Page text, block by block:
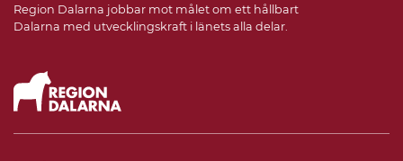
Region Dalarna jobbar mot målet om ett hållbart
Dalarna med utvecklingskraft i länets alla delar.